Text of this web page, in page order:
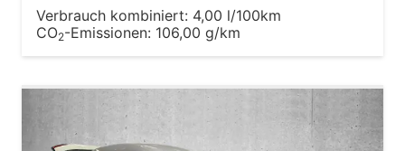
Verbrauch kombiniert: 4,00 l/100km
CO2-Emissionen: 106,00 g/km